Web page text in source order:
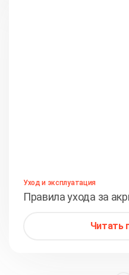
Уход и эксплуатация
Правила ухода за
Читать